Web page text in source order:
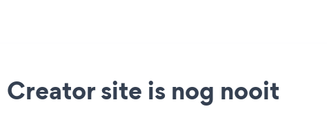
site is nog nooit